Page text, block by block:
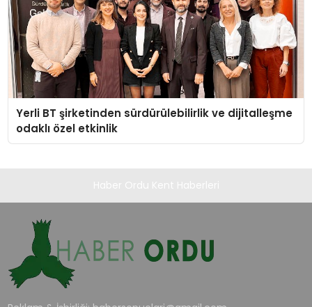
Yerli BT şirketinden sürdürülebilirlik ve dijitalleşme
odaklı özel etkinlik